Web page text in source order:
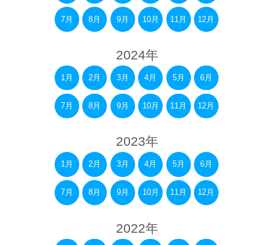
7月 8月 9月 10月 11月 12月
2024年
1月 2月 3月 4月 5月 6月
7月 8月 9月 10月 11月 12月
2023年
1月 2月 3月 4月 5月 6月
7月 8月 9月 10月 11月 12月
2022年